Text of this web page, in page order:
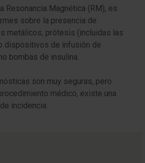
Resonancia Magnética (RM), es
sobre la presencia de
metálicos, prótesis (incluidas las
dispositivos de infusión de
bombas de insulina.
son muy seguras, pero
médico, existe una
incidencia.